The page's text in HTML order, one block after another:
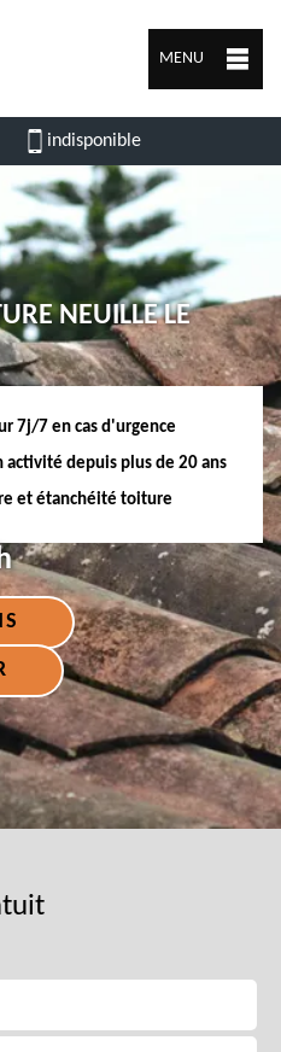
MENU
indisponible
NEUILLE LE
7j/7 en cas d'urgence
activité depuis plus de 20 ans
et étanchéité toiture